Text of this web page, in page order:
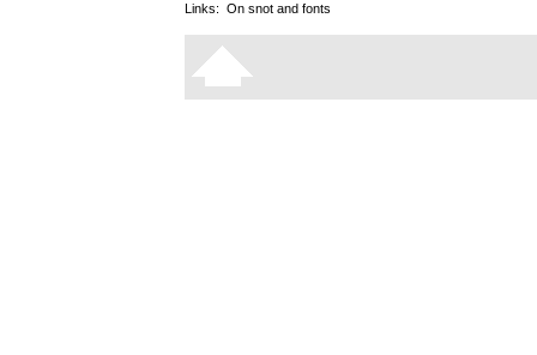
Links: On snot and fonts